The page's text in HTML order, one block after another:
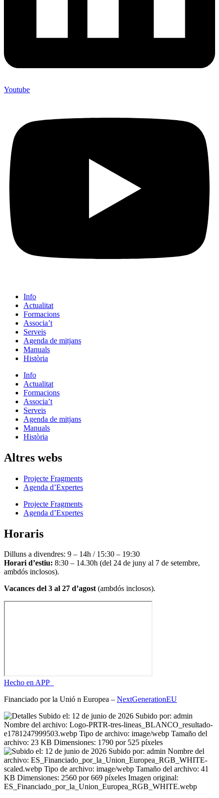
Youtube
Info
Actualitat
Formacions
Associa’t
Serveis
Agenda de mitjans
Manuals
Història
Info
Actualitat
Formacions
Associa’t
Serveis
Agenda de mitjans
Manuals
Història
Altres webs
Projecte Fragments
Agenda d’Expertes
Projecte Fragments
Agenda d’Expertes
Horaris
Dilluns a divendres: 9 – 14h / 15:30 – 19:30
Horari d’estiu: 8:30 – 14.30h (del 24 de juny al 7 de setembre,
ambdós inclosos).
Vacances del 3 al 27 d’agost(ambdós inclosos).
Hecho en APP_
Financiado por la Unió n Europea – NextGenerationEU